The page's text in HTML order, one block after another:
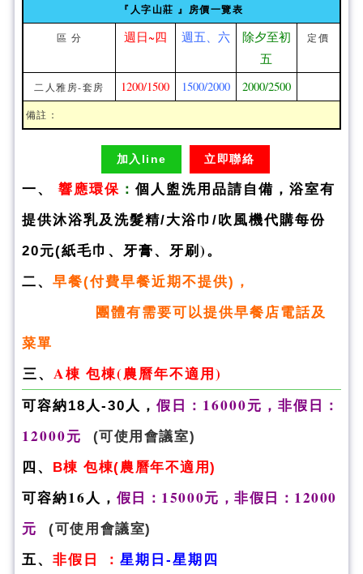
『人字山莊 』房價一覽表
區 分 週日~四 週五、六
除夕至初
五
定價
二人雅房-套房 1200/1500 1500/2000 2000/2500
備註：
加入line 立即聯絡
一、 響應環保 ： 個人盥洗用品請自備，浴室有
提供沐浴乳及洗髮精/大浴巾/吹風機代購每份
20元(紙毛巾、牙膏、牙刷 )。
二、 早餐(付費早餐近期不提供)，
團體有需要可以提供早餐店電話及
菜單
三、 A棟 包棟(農曆年不適用)
可容納18人-30人， 假日：16000元，非假日：
12000元
(可使用會議室)
四、 B棟 包棟(農曆年不適用)
可容納16人， 假日：15000元，非假日：12000
元(可使用會議室)
五、 非假日 ： 星期日-星期四